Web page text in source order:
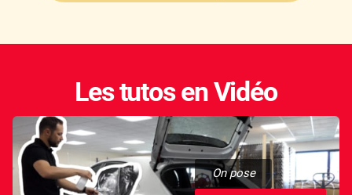
Jaguar
Jeep
Jetour
Les tutos en Vidéo
On pose